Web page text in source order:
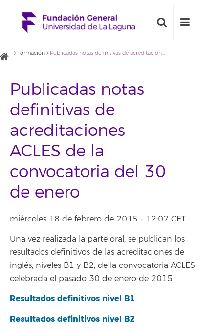
Formación Publicadas notas definitivas de acreditaciones ACLES de la convocatoria del 30 de enero
Publicadas notas
definitivas de
acreditaciones
ACLES de la
convocatoria del 30
de enero
miércoles 18 de febrero de 2015 - 12:07 CET
Una vez realizada la parte oral, se publican los
resultados definitivos de las acreditaciones de
inglés, niveles B1 y B2, de la convocatoria ACLES
celebrada el pasado 30 de enero de 2015.
Resultados definitivos nivel B1
Resultados definitivos nivel B2